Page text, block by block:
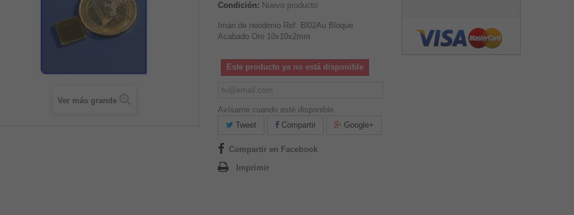
Ver más grande
Condición: Nuevo producto
Imán de neodimio Ref. Bl02Au Bloque
Acabado Oro 10x10x2mm
Este producto ya no está disponible
Avísame cuando esté disponible
Tweet
Compartir Google+
Compartir en Facebook
Imprimir